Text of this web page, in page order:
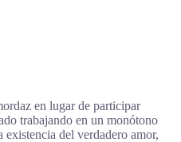
en lugar de participar
trabajando en un monótono
del verdadero amor,